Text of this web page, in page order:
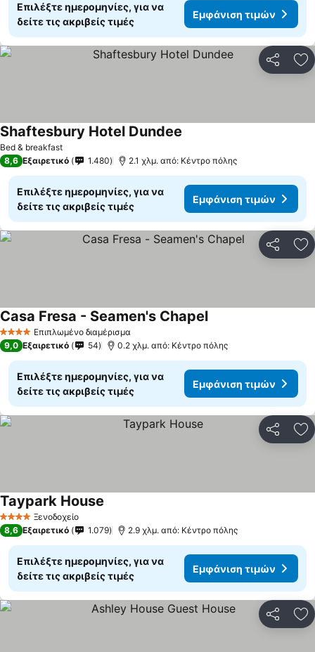
Επιλέξτε ημερομηνίες, για να
δείτε τις ακριβείς τιμές
Εμφάνιση τιμών
Bed & breakfast
Shaftesbury Hotel Dundee
8,6 Εξαιρετικό 1.480 2.1 χλμ. από: Κέντρο πόλης
Επιλέξτε ημερομηνίες, για να
δείτε τις ακριβείς τιμές
Εμφάνιση τιμών
4 ΑστέριαΕπιπλωμένο διαμέρισμα
Casa Fresa - Seamen's ChapelΕμφάνιση τιμών
9,0 Εξαιρετικό 54 0.2 χλμ. από: Κέντρο πόλης
Επιλέξτε ημερομηνίες, για να
δείτε τις ακριβείς τιμές
Εμφάνιση τιμών
4 ΑστέριαΞενοδοχείο
Taypark House
8,6 Εξαιρετικό 1.079 2.9 χλμ. από: Κέντρο πόλης
Επιλέξτε ημερομηνίες, για να
δείτε τις ακριβείς τιμές
Εμφάνιση τιμών